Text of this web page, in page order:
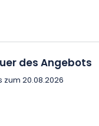
des Angebots
zum 20.08.2026